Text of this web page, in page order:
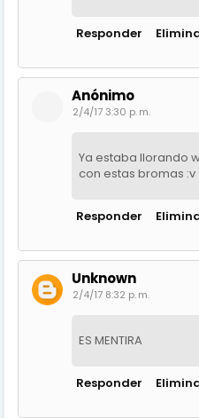
Responder
Anónimo
2/4/17 3:30 p. m.
Ya estaba llorando
con estas bromas :v
Responder
Unknown
2/4/17 8:32 p. m.
ES MENTIRA
Responder